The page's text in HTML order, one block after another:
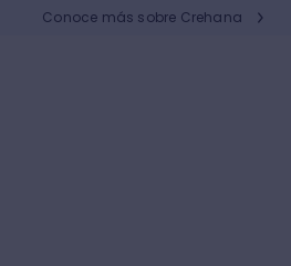
Conoce más sobre Crehana